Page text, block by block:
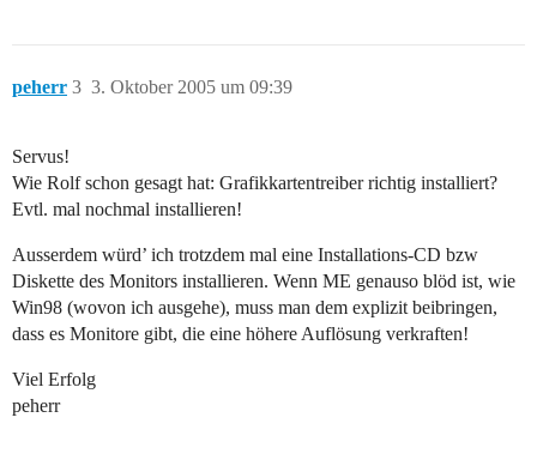
peherr 3. Oktober 2005 um 09:39
3
Servus!
Wie Rolf schon gesagt hat: Grafikkartentreiber richtig installiert?
Evtl. mal nochmal installieren!
Ausserdem würd’ ich trotzdem mal eine Installations-CD bzw
Diskette des Monitors installieren. Wenn ME genauso blöd ist, wie
Win98 (wovon ich ausgehe), muss man dem explizit beibringen,
dass es Monitore gibt, die eine höhere Auflösung verkraften!
Viel Erfolg
peherr